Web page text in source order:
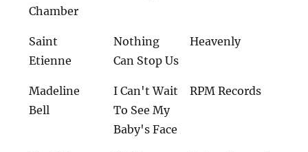
Chamber
Saint
Etienne
Nothing
Can Stop Us
Heavenly
Madeline
Bell
I Can't Wait
To See My
Baby's Face
RPM Records